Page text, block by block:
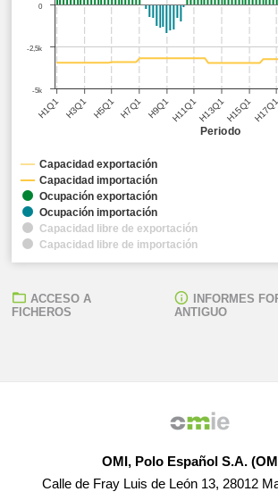
Periodo
H1Q1 H3Q1 H5Q1 H7Q1 H9Q1 H11Q1H13Q1H15Q1H17Q1
-5k
-2,5k
0
Capacidad exportación
Capacidad importación
Ocupación exportación
Ocupación importación
Capacidad libre de exportación
Capacidad libre de importación
ACCESO A
FICHEROS
INFORMES
ANTIGUO
OMI, Polo Español S.A.
Calle de Fray Luis de León 13, 28012